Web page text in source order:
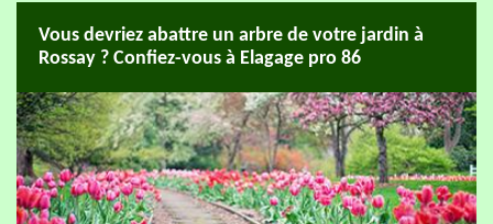
Vous devriez abattre un arbre de votre jardin à
Rossay ? Confiez-vous à Elagage pro 86